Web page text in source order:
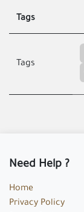
Tags
Tags
Need Help ?
Home
Privacy Policy